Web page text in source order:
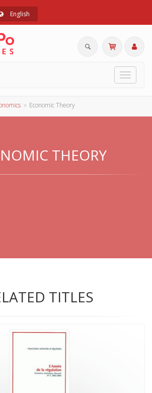
English
Toggle
Economic Theory
THEORY
TITLES